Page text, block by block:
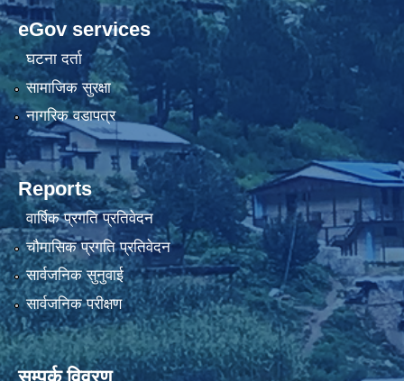
eGov services
घटना दर्ता
सामाजिक सुरक्षा
नागरिक वडापत्र
Reports
वार्षिक प्रगति प्रतिवेदन
चौमासिक प्रगति प्रतिवेदन
सार्वजनिक सुनुवाई
सार्वजनिक परीक्षण